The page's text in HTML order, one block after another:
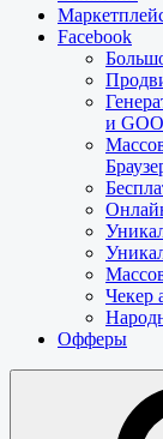
Facebook
и
Чекер
Офферы